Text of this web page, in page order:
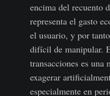
encima del recuento
representa el gasto
el usuario, y por
difícil de manipular.
transacciones es una
exagerar
especialmente en